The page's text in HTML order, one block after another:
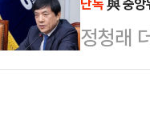
이끄는
고 투쟁
도 상황
데, 이를
주목된
의견이
정청래
앙위원